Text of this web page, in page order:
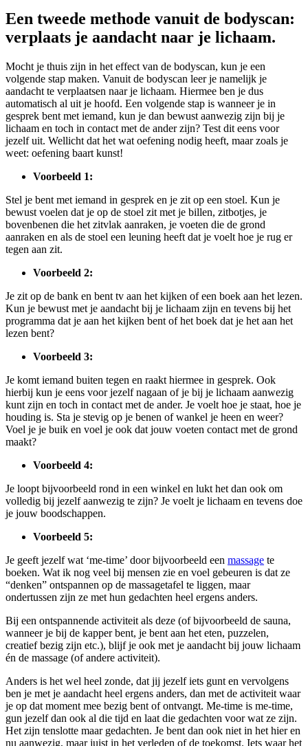
Een tweede methode vanuit de bodyscan:
verplaats je aandacht naar je lichaam.
Mocht je thuis zijn in het effect van de bodyscan, kun je een
volgende stap maken. Vanuit de bodyscan leer je namelijk je
aandacht te verplaatsen naar je lichaam. Hiermee ben je dus
automatisch al uit je hoofd. Een volgende stap is wanneer je in
gesprek bent met iemand, kun je dan bewust aanwezig zijn bij je
lichaam en toch in contact met de ander zijn? Test dit eens voor
jezelf uit. Wellicht dat het wat oefening nodig heeft, maar zoals je
weet: oefening baart kunst!
Voorbeeld 1:
Stel je bent met iemand in gesprek en je zit op een stoel. Kun je
bewust voelen dat je op de stoel zit met je billen, zitbotjes, je
bovenbenen die het zitvlak aanraken, je voeten die de grond
aanraken en als de stoel een leuning heeft dat je voelt hoe je rug er
tegen aan zit.
Voorbeeld 2:
Je zit op de bank en bent tv aan het kijken of een boek aan het lezen.
Kun je bewust met je aandacht bij je lichaam zijn en tevens bij het
programma dat je aan het kijken bent of het boek dat je het aan het
lezen bent?
Voorbeeld 3:
Je komt iemand buiten tegen en raakt hiermee in gesprek. Ook
hierbij kun je eens voor jezelf nagaan of je bij je lichaam aanwezig
kunt zijn en toch in contact met de ander. Je voelt hoe je staat, hoe je
houding is. Sta je stevig op je benen of wankel je heen en weer?
Voel je je buik en voel je ook dat jouw voeten contact met de grond
maakt?
Voorbeeld 4:
Je loopt bijvoorbeeld rond in een winkel en lukt het dan ook om
volledig bij jezelf aanwezig te zijn? Je voelt je lichaam en tevens doe
je jouw boodschappen.
Voorbeeld 5:
Je geeft jezelf wat ‘me-time’ door bijvoorbeeld een massage te
boeken. Wat ik nog veel bij mensen zie en voel gebeuren is dat ze
“denken” ontspannen op de massagetafel te liggen, maar
ondertussen zijn ze met hun gedachten heel ergens anders.
Bij een ontspannende activiteit als deze (of bijvoorbeeld de sauna,
wanneer je bij de kapper bent, je bent aan het eten, puzzelen,
creatief bezig zijn etc.), blijf je ook met je aandacht bij jouw lichaam
én de massage (of andere activiteit).
Anders is het wel heel zonde, dat jij jezelf iets gunt en vervolgens
ben je met je aandacht heel ergens anders, dan met de activiteit waar
je op dat moment mee bezig bent of ontvangt. Me-time is me-time,
gun jezelf dan ook al die tijd en laat die gedachten voor wat ze zijn.
Het zijn tenslotte maar gedachten. Je bent dan ook niet in het hier en
nu aanwezig, maar juist in het verleden of de toekomst. Iets waar het